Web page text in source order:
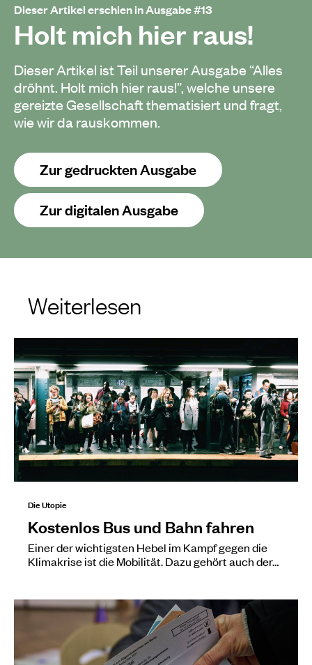
Dieser Artikel erschien in Ausgabe #13
Holt mich hier raus!
Dieser Artikel ist Teil unserer Ausgabe “Alles
dröhnt. Holt mich hier raus!”, welche unsere
gereizte Gesellschaft thematisiert und fragt,
wie wir da rauskommen.
Zur gedruckten Ausgabe
Zur digitalen Ausgabe
Weiterlesen
Die Utopie
Kostenlos Bus und Bahn fahren
Einer der wichtigsten Hebel im Kampf gegen die
Klimakrise ist die Mobilität. Dazu gehört auch der…